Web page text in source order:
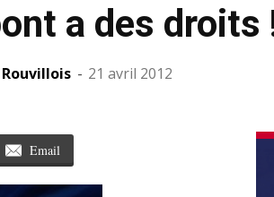
a des droits
- 21 avril 2012
Email